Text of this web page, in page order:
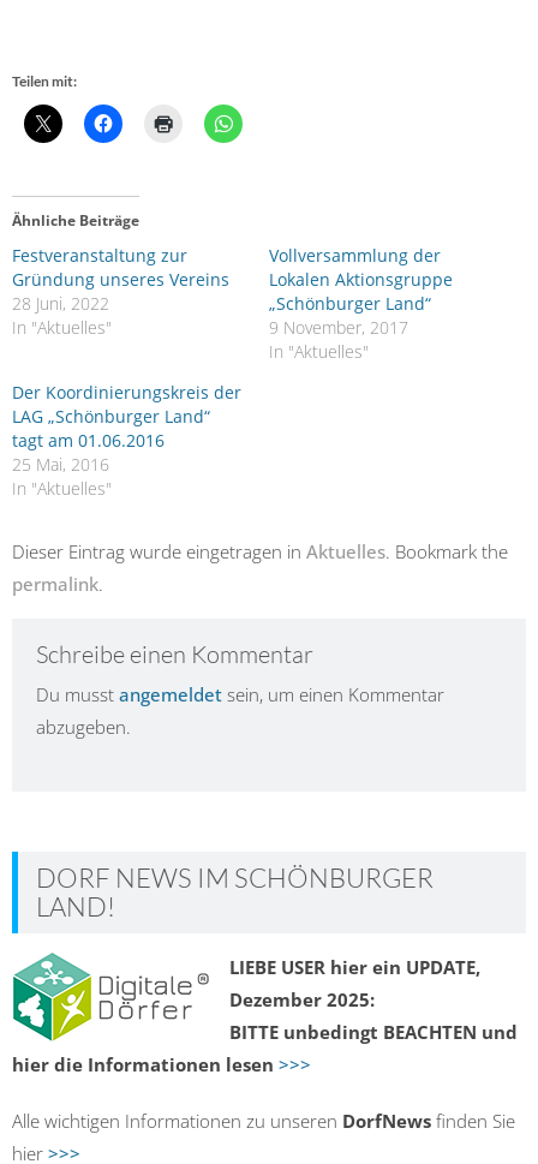
Teilen mit:
Ähnliche Beiträge
Festveranstaltung zur
Gründung unseres Vereins
28 Juni, 2022
In "Aktuelles"
Vollversammlung der
Lokalen Aktionsgruppe
„Schönburger Land“
9 November, 2017
In "Aktuelles"
Der Koordinierungskreis der
LAG „Schönburger Land“
tagt am 01.06.2016
25 Mai, 2016
In "Aktuelles"
Dieser Eintrag wurde eingetragen in Aktuelles. Bookmark the
permalink.
Schreibe einen Kommentar
Du musst angemeldet sein, um einen Kommentar
abzugeben.
DORF NEWS IM SCHÖNBURGER
LAND!
LIEBE USER hier ein UPDATE,
Dezember 2025:
BITTE unbedingt BEACHTEN und
hier die Informationen lesen >>>
Alle wichtigen Informationen zu unseren DorfNews finden Sie
hier >>>